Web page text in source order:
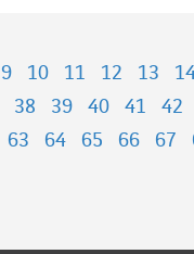
9 10 11 12 13
38 39 40 41 42
63 64 65 66 67